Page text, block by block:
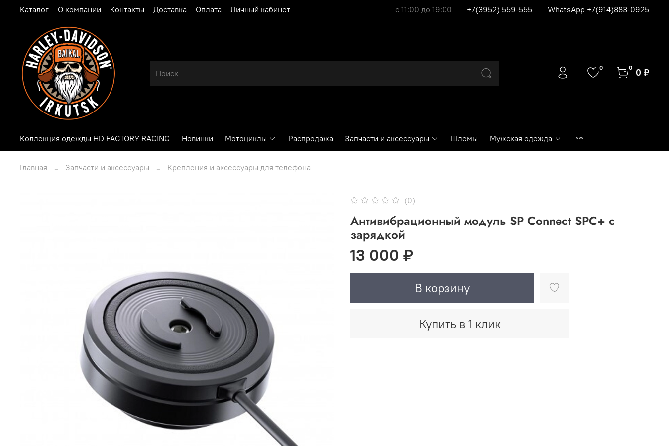
Каталог О компании Контакты Доставка Оплата Личный кабинет с 11:00 до 19:00 +7(3952) 559-555 WhatsApp +7(914)883-0925
0 0 0 ₽
Коллекция одежды HD FACTORY RACING Новинки Мотоциклы Распродажа Запчасти и аксессуары Шлемы Мужская одежда
Главная Запчасти и аксессуары Крепления и аксессуары для телефона
(0)
Антивибрационный модуль SP Connect SPC+ с
зарядкой
13 000 ₽
В корзину
Купить в 1 клик